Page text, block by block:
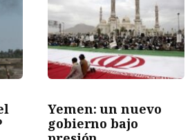
Yemen: un nuevo
gobierno bajo